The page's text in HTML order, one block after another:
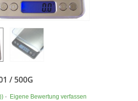
/ 500G
) - Eigene Bewertung verfassen